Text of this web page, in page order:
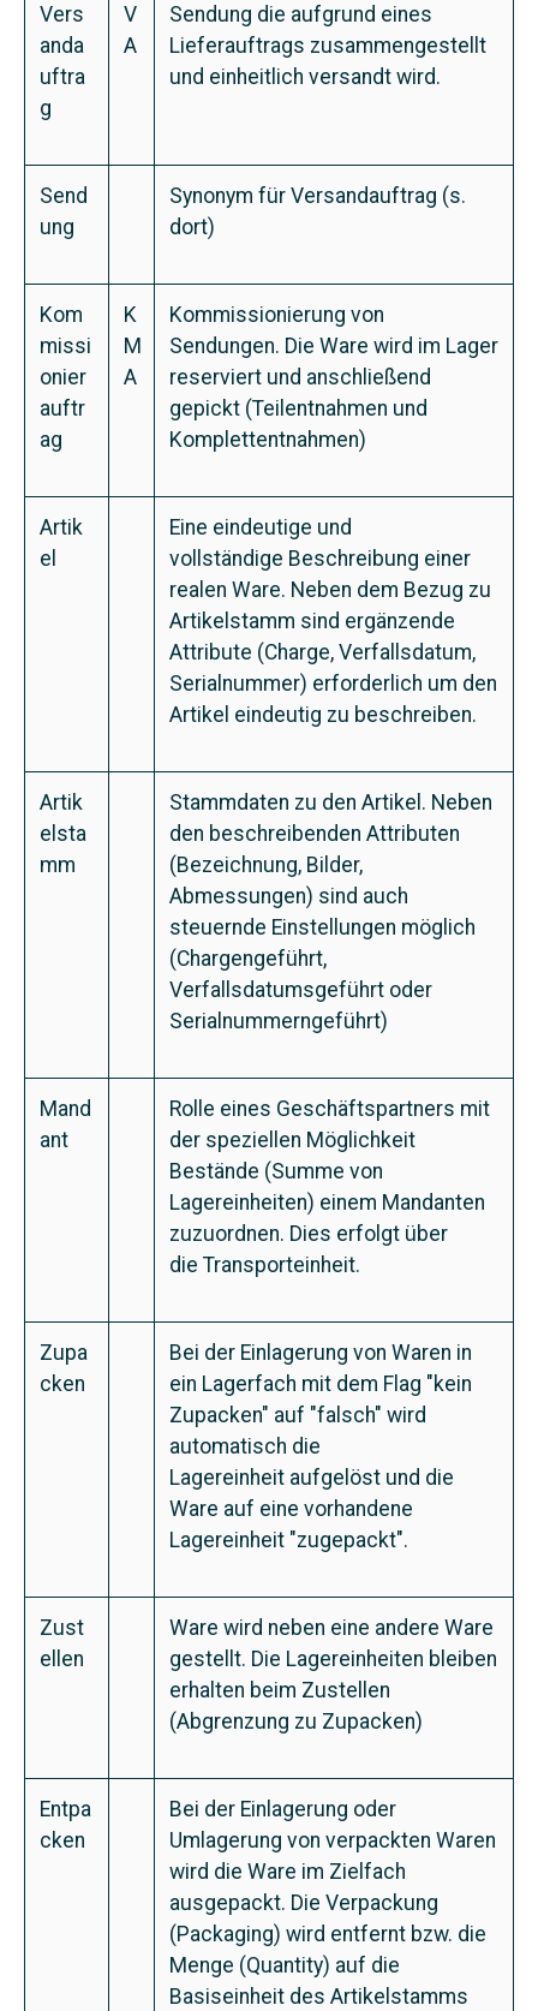
Vers
anda
uftra
g
V
A
Sendung die aufgrund eines
Lieferauftrags zusammengestellt
und einheitlich versandt wird.
Send
ung
Synonym für Versandauftrag (s.
dort)
Kom
missi
onier
auftr
ag
K
M
A
Kommissionierung von
Sendungen. Die Ware wird im Lager
reserviert und anschließend
gepickt (Teilentnahmen und
Komplettentnahmen)
Artik
el
Eine eindeutige und
vollständige Beschreibung einer
realen Ware. Neben dem Bezug zu
Artikelstamm sind ergänzende
Attribute (Charge, Verfallsdatum,
Serialnummer) erforderlich um den
Artikel eindeutig zu beschreiben.
Artik
elsta
mm
Stammdaten zu den Artikel. Neben
den beschreibenden Attributen
(Bezeichnung, Bilder,
Abmessungen) sind auch
steuernde Einstellungen möglich
(Chargengeführt,
Verfallsdatumsgeführt oder
Serialnummerngeführt)
Mand
ant
Rolle eines Geschäftspartners mit
der speziellen Möglichkeit
Bestände (Summe von
Lagereinheiten) einem Mandanten
zuzuordnen. Dies erfolgt über
die Transporteinheit.
Zupa
cken
Bei der Einlagerung von Waren in
ein Lagerfach mit dem Flag "kein
Zupacken" auf "falsch" wird
automatisch die
Lagereinheit aufgelöst und die
Ware auf eine vorhandene
Lagereinheit "zugepackt".
Zust
ellen
Ware wird neben eine andere Ware
gestellt. Die Lagereinheiten bleiben
erhalten beim Zustellen
(Abgrenzung zu Zupacken)
Entpa
cken
Bei der Einlagerung oder
Umlagerung von verpackten Waren
wird die Ware im Zielfach
ausgepackt. Die Verpackung
(Packaging) wird entfernt bzw. die
Menge (Quantity) auf die
Basiseinheit des Artikelstamms